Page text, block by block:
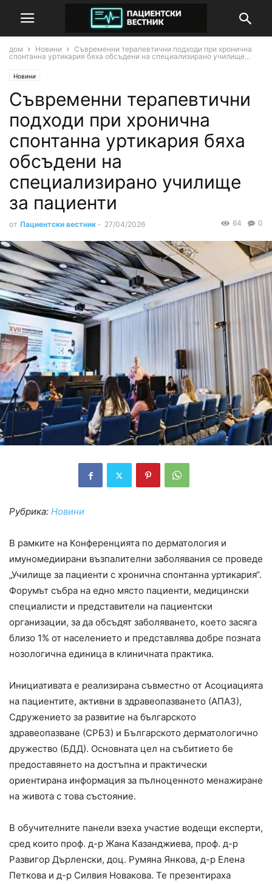
дом Новини
Съвременни терапевтични подходи при хронична
спонтанна уртикария бяха обсъдени на специализирано училище...
Новини
Съвременни терапевтични
подходи при хронична
спонтанна уртикария бяха
обсъдени на
специализирано училище
за пациенти
от Пациентски вестник - 27/04/2026 0
64
Рубрика: Новини
В рамките на Конференцията по дерматология и
имуномедиирани възпалителни заболявания се проведе
„Училище за пациенти с хронична спонтанна уртикария“.
Форумът събра на едно място пациенти, медицински
специалисти и представители на пациентски
организации, за да обсъдят заболяването, което засяга
близо 1% от населението и представлява добре позната
нозологична единица в клиничната практика.
Инициативата е реализирана съвместно от Асоциацията
на пациентите, активни в здравеопазването (АПАЗ),
Сдружението за развитие на българското
здравеопазване (СРБЗ) и Българското дерматологично
дружество (БДД). Основната цел на събитието бе
предоставянето на достъпна и практически
ориентирана информация за пълноценното менажиране
на живота с това състояние.
В обучителните панели взеха участие водещи експерти,
сред които проф. д-р Жана Казанджиева, проф. д-р
Развигор Дърленски, доц. Румяна Янкова, д-р Елена
Петкова и д-р Силвия Новакова. Те презентираха